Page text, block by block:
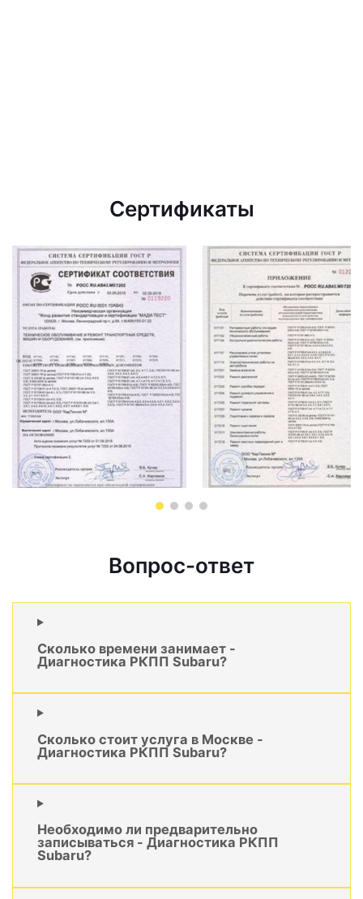
Сертификаты
Вопрос-ответ
Сколько времени занимает -
Диагностика РКПП Subaru?
Сколько стоит услуга в Москве -
Диагностика РКПП Subaru?
Необходимо ли предварительно
записываться - Диагностика РКПП
Subaru?